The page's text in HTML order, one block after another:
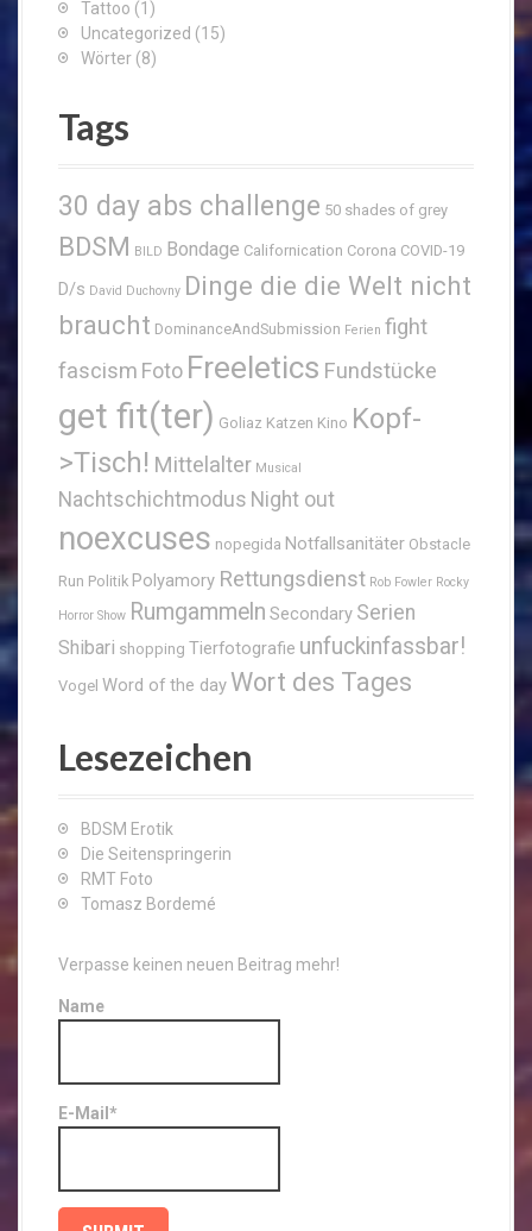
Tattoo (1)
Uncategorized (15)
Wörter (8)
Tags
30 day abs challenge 50 shades of grey
BDSM BILD Bondage Californication Corona COVID-19
D/s David Duchovny Dinge die die Welt nicht
braucht DominanceAndSubmission Ferien fight
fascism Foto Freeletics Fundstücke
get fit(ter) Goliaz Katzen Kino Kopf-
>Tisch! Mittelalter Musical
Nachtschichtmodus Night out
noexcuses nopegida Notfallsanitäter Obstacle
Run Politik Polyamory Rettungsdienst Rob Fowler Rocky
Horror Show Rumgammeln Secondary Serien
Shibari shopping Tierfotografie unfuckinfassbar!
Vogel Word of the day Wort des Tages
Lesezeichen
BDSM Erotik
Die Seitenspringerin
RMT Foto
Tomasz Bordemé
Verpasse keinen neuen Beitrag mehr!
Name
E-Mail*